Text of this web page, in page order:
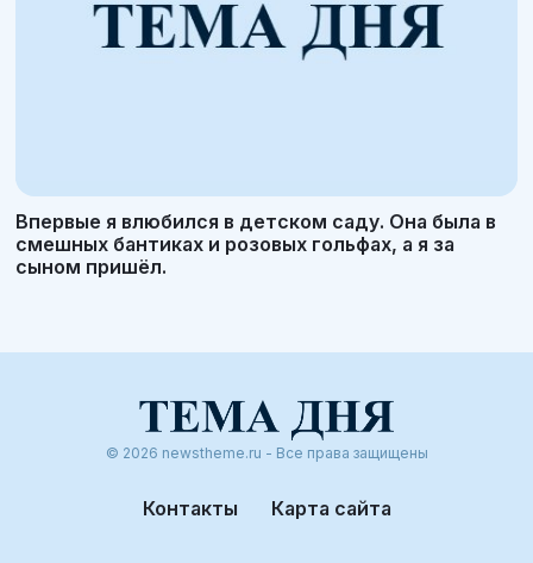
Впервые я влюбился в детском саду. Она была в
смешных бантиках и розовых гольфах, а я за
сыном пришёл.
© 2026 newstheme.ru - Все права защищены
Контакты Карта сайта